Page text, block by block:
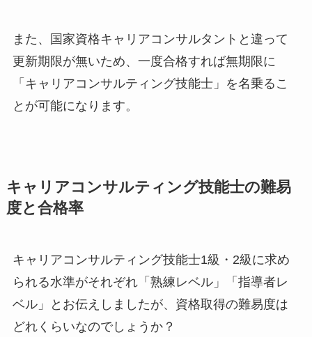
また、国家資格キャリアコンサルタントと違って
更新期限が無いため、一度合格すれば無期限に
「キャリアコンサルティング技能士」を名乗るこ
とが可能になります。
キャリアコンサルティング技能士の難易
度と合格率
キャリアコンサルティング技能士1級・2級に求め
られる水準がそれぞれ「熟練レベル」「指導者レ
ベル」とお伝えしましたが、資格取得の難易度は
どれくらいなのでしょうか？